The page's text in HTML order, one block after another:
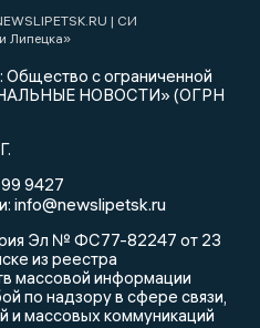
| СИ
Липецка»
Общество с ограниченной
НОВОСТИ» (ОГРН
9427
info@newslipetsk.ru
Эл № ФС77-82247 от 23
из реестра
массовой информации
по надзору в сфере связи,
и массовых коммуникаций